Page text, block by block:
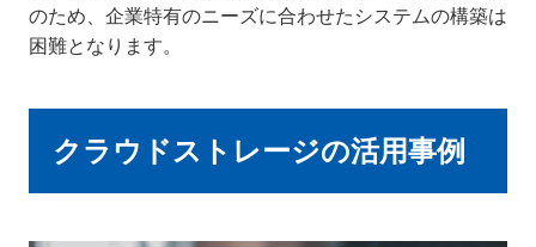
のため、企業特有のニーズに合わせたシステムの構築は
困難となります。
クラウドストレージの活用事例